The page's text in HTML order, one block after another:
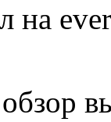
на